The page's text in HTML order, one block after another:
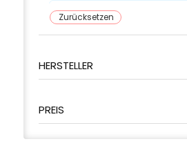
Arbeitsschutz >
Arbeitsschutz > Schuh-
Arbeitsschutz >
Zurücksetzen
HERSTELLER
PREIS